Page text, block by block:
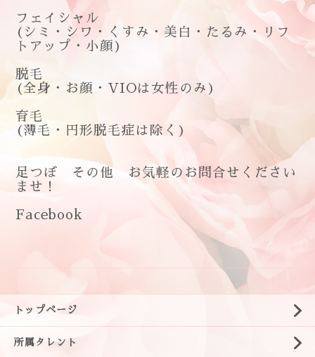
フェイシャル
( シミ・シワ・くすみ・美白・たるみ・リフ
トアップ・小顔)
脱毛
(全身・お顔・ VIOは女性のみ)
育毛
(薄毛・円形脱毛症は除く )
足つぼ その他 お気軽のお問合せください
ませ！
Facebook
トップページ
所属タレント